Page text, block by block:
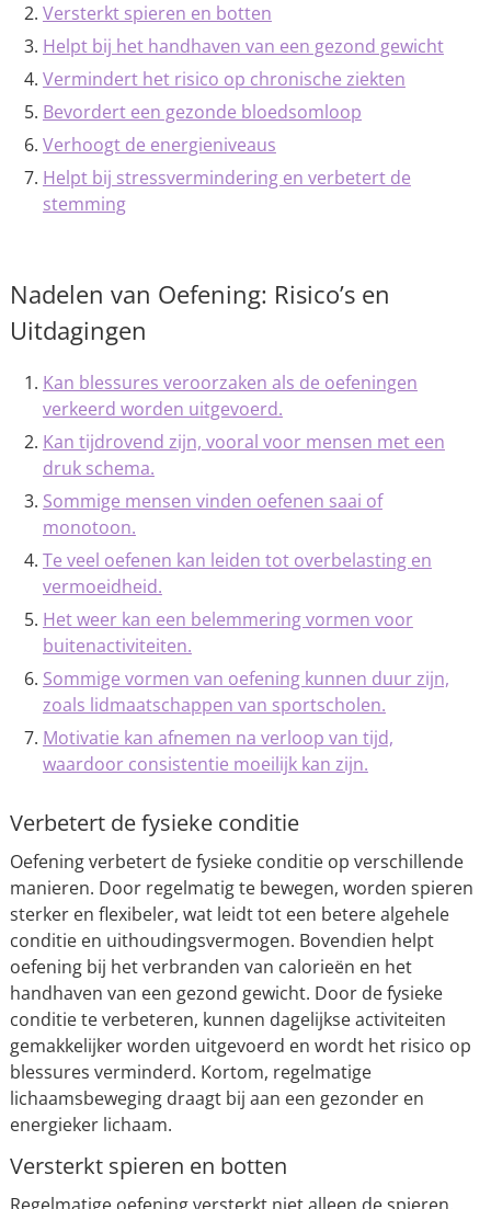
Versterkt spieren en botten
Helpt bij het handhaven van een gezond gewicht
Vermindert het risico op chronische ziekten
Bevordert een gezonde bloedsomloop
Verhoogt de energieniveaus
Helpt bij stressvermindering en verbetert de
stemming
Nadelen van Oefening: Risico’s en
Uitdagingen
Kan blessures veroorzaken als de oefeningen
verkeerd worden uitgevoerd.
Kan tijdrovend zijn, vooral voor mensen met een
druk schema.
Sommige mensen vinden oefenen saai of
monotoon.
Te veel oefenen kan leiden tot overbelasting en
vermoeidheid.
Het weer kan een belemmering vormen voor
buitenactiviteiten.
Sommige vormen van oefening kunnen duur zijn,
zoals lidmaatschappen van sportscholen.
Motivatie kan afnemen na verloop van tijd,
waardoor consistentie moeilijk kan zijn.
Verbetert de fysieke conditie
Oefening verbetert de fysieke conditie op verschillende
manieren. Door regelmatig te bewegen, worden spieren
sterker en flexibeler, wat leidt tot een betere algehele
conditie en uithoudingsvermogen. Bovendien helpt
oefening bij het verbranden van calorieën en het
handhaven van een gezond gewicht. Door de fysieke
conditie te verbeteren, kunnen dagelijkse activiteiten
gemakkelijker worden uitgevoerd en wordt het risico op
blessures verminderd. Kortom, regelmatige
lichaamsbeweging draagt bij aan een gezonder en
energieker lichaam.
Versterkt spieren en botten